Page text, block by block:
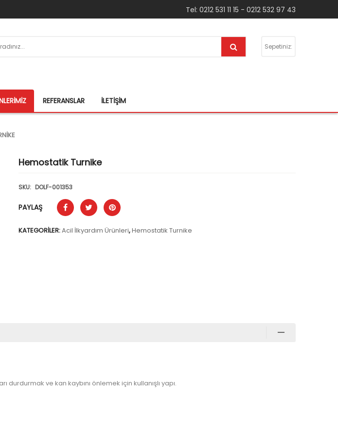
Tel: 0212 531 11 15 - 0212 532 97 43
Sepetiniz:
REFERANSLAR İLETIŞIM
Hemostatik Turnike
SKU: DOLF-001353
PAYLAŞ
KATEGORILER:Acil İlkyardım Ürünleri,Hemostatik Turnike
ve kan kaybını önlemek için kullanışlı yapı.